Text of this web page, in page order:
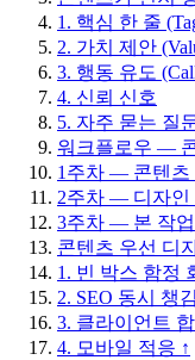
1. 핵심 한 줄
2. 가치 제안
3. 행동 유도
4. 신뢰 신호
5. 자주 묻는 질
워크플로우 —
1주차 — 콘텐츠
2주차 — 디자인
3주차 — 본 작업
콘텐츠 우선 디
1. 빈 박스 함정
2. SEO 동시 챙김
3. 클라이언트
4. 모바일 적응 ↑